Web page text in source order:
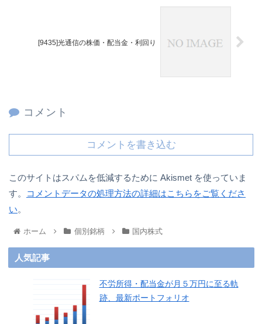
[9435]光通信の株価・配当金・利回り
コメント
コメントを書き込む
このサイトはスパムを低減するために Akismet を使っていま
す。
コメントデータの処理方法の詳細はこちらをご覧くださ
い。
ホーム 個別銘柄 国内株式
人気記事
不労所得・配当金が月５万円に至る軌
跡、最新ポートフォリオ